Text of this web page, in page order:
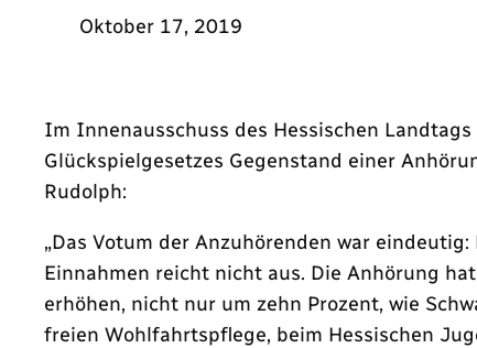
Oktober 17, 2019
Im Innenausschuss des Hessischen
Glückspielgesetzes Gegenstand einer
Rudolph:
„Das Votum der Anzuhörenden war
Einnahmen reicht nicht aus. Die Anhörung
erhöhen, nicht nur um zehn Prozent, wie
freien Wohlfahrtspflege, beim Hessischen